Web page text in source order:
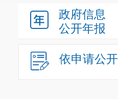
政府信息
公开年报
依申请公开